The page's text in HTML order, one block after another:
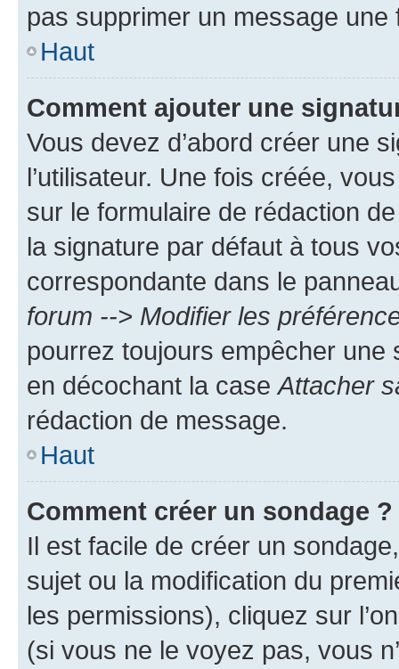
pas supprimer un message une
Haut
Comment ajouter une
Vous devez d’abord créer une
l’utilisateur. Une fois créée,
sur le formulaire de rédaction
la signature par défaut à tous
correspondante dans le
forum --> Modifier les
pourrez toujours empêcher une
en décochant la case Attacher
rédaction de message.
Haut
Comment créer un sondage ?
Il est facile de créer un
sujet ou la modification du
les permissions), cliquez sur
(si vous ne le voyez pas, vous